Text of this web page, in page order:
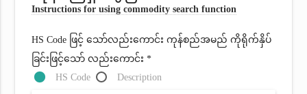
Instructions for using commodity search function
HS Code ဖြင့် သော်လည်းကောင်း ကုန်စည်အမည် ကိုရိုက်နှိပ်
ခြင်းဖြင့်သော် လည်းကောင်း *
HS Code
Description